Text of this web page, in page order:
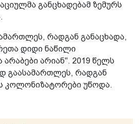
განცხადებამ ზემურს
რადგან განაცხადა,
დიდი ნაწილი
არაბები არიან". 2019 წელს
გაასამართლეს, რადგან
კოლონიზატორები უწოდა.